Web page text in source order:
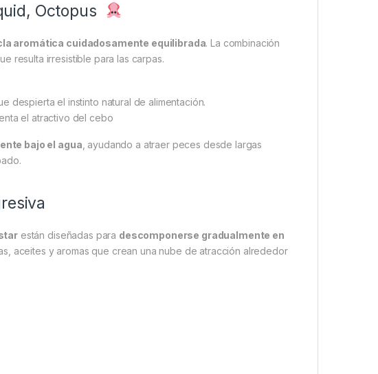
Octopus
aromática cuidadosamente equilibrada. La combinación
resulta irresistible para las carpas.
despierta el instinto natural de alimentación.
el atractivo del cebo
bajo el agua , ayudando a atraer peces desde largas
están diseñadas para descomponerse gradualmente en
aceites y aromas que crean una nube de atracción alrededor